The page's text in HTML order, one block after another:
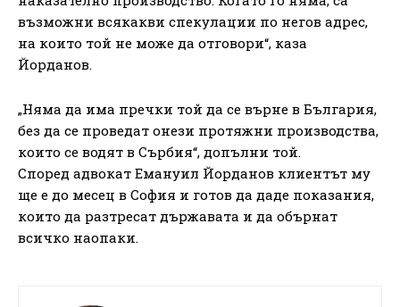
възможни всякакви спекулации по негов адрес,
на които той не може да отговори“, каза
Йорданов.
„Няма да има пречки той да се върне в България,
без да се проведат онези протяжни производства,
които се водят в Сърбия“, допълни той.
Според адвокат Емануил Йорданов клиентът му
ще е до месец в София и готов да даде показания,
които да разтресат държавата и да обърнат
всичко наопаки.